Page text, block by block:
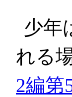
少年
れる
2編第